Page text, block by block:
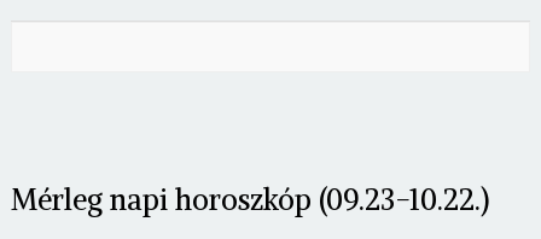
Mérleg napi horoszkóp (09.23-10.22.)